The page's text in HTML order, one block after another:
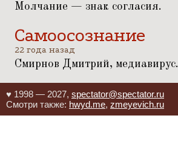
Молчание — знак согласия.
Самоосознание
22 года назад
Смирнов Дмитрий, медиавирус.
♥ 1998 — 2027, spectator@spectator.ru
Смотри также: hwyd.me, zmeyevich.ru